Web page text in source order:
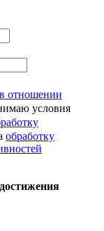
отношении
условия
обработку